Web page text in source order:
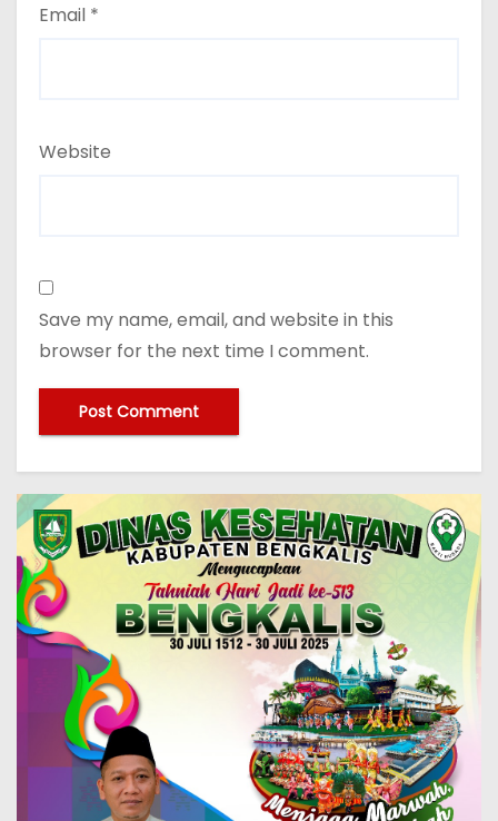
Email *
Website
Save my name, email, and website in this
browser for the next time I comment.